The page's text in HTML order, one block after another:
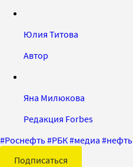
Юлия Титова
Автор
Яна Милюкова
Редакция Forbes
#Роснефть#РБК#медиа #нефть
Подписаться